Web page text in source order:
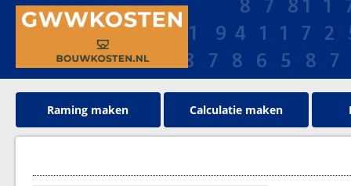
Raming maken Calculatie maken